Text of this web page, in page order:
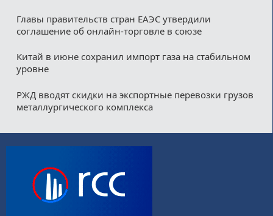
Главы правительств стран ЕАЭС утвердили
соглашение об онлайн-торговле в союзе
Китай в июне сохранил импорт газа на стабильном
уровне
РЖД вводят скидки на экспортные перевозки грузов
металлургического комплекса